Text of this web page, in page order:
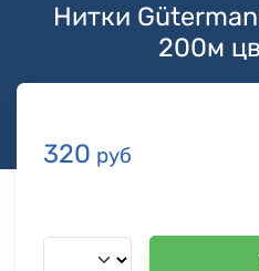
Нитки
200м
320 руб